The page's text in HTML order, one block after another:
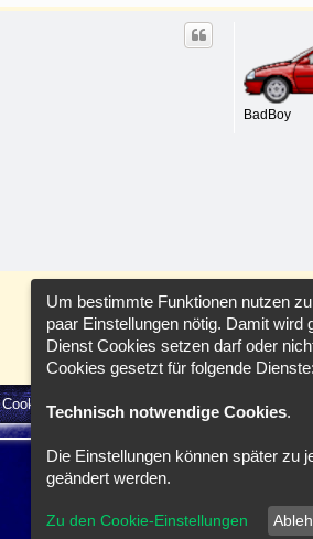
BadBoy
Cookie-Einstellungen
löschen
Um bestimmte Funktionen nutzen
paar Einstellungen nötig. Damit wird
Dienst Cookies setzen darf oder
Cookies gesetzt für folgende Dienste:
Technisch notwendige Cookies.
Die Einstellungen können später zu
geändert werden.
Zu den Cookie-Einstellungen